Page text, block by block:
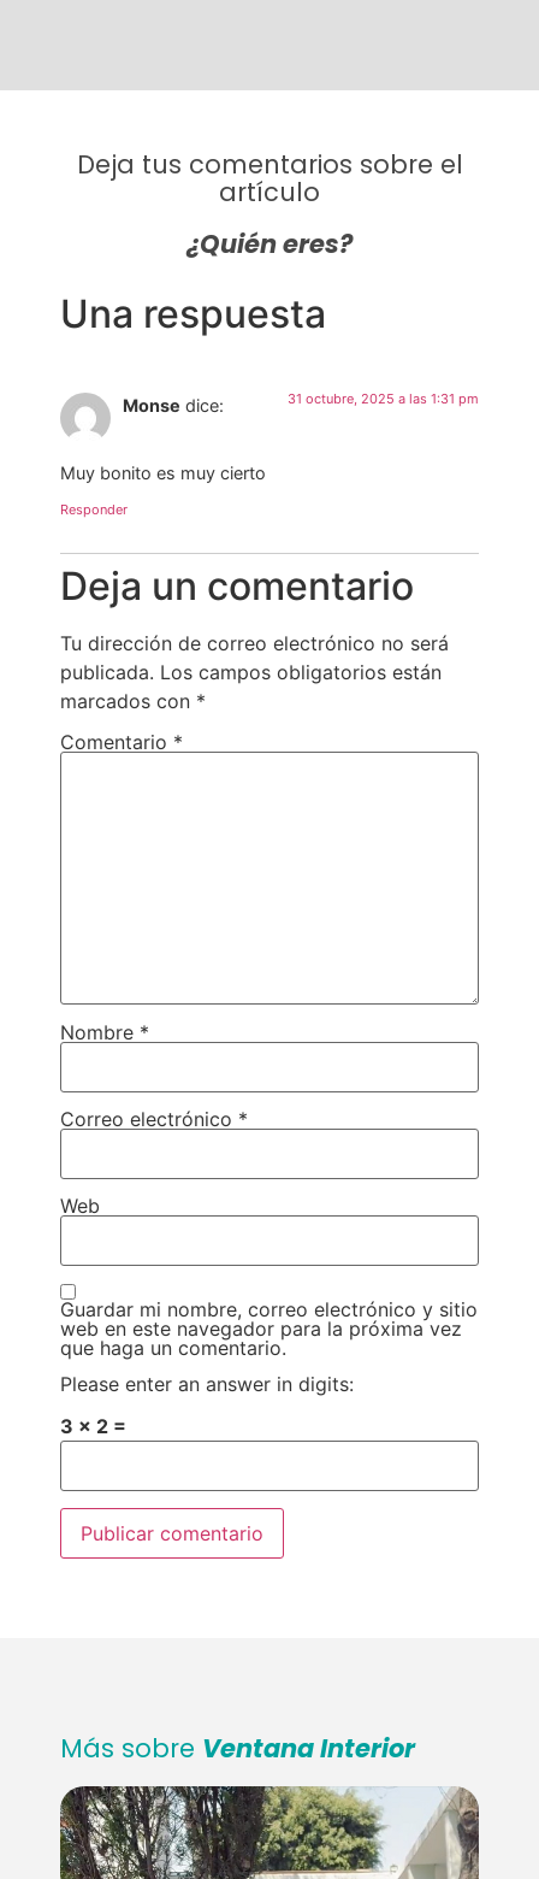
Más sobre Ventana Interior
Deja tus comentarios sobre el
artículo
¿Quién eres?
Una respuesta
Monse dice: 31 octubre, 2025 a las 1:31 pm
Muy bonito es muy cierto
Responder
Deja un comentario
Tu dirección de correo electrónico no será
publicada. Los campos obligatorios están
marcados con *
Comentario *
Nombre *
Correo electrónico *
Web
Guardar mi nombre, correo electrónico y sitio
web en este navegador para la próxima vez
que haga un comentario.
Please enter an answer in digits:
3 × 2 =